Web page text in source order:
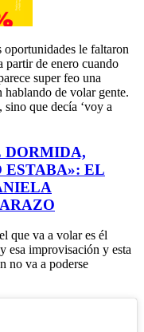
oportunidades le faltaron
partir de enero cuando
super feo una
hablando de volar gente.
sino que decía ‘voy a
DORMIDA,
ESTABA»: EL
que va a volar es él
esa improvisación y esta
no va a poderse